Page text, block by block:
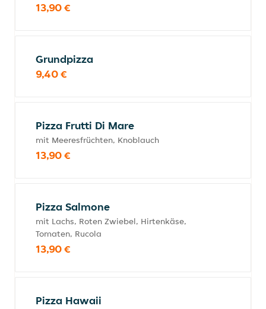
13,90 €
Grundpizza
9,40 €
Pizza Frutti Di Mare
mit Meeresfrüchten, Knoblauch
13,90 €
Pizza Salmone
mit Lachs, Roten Zwiebel, Hirtenkäse,
Tomaten, Rucola
13,90 €
Pizza Hawaii